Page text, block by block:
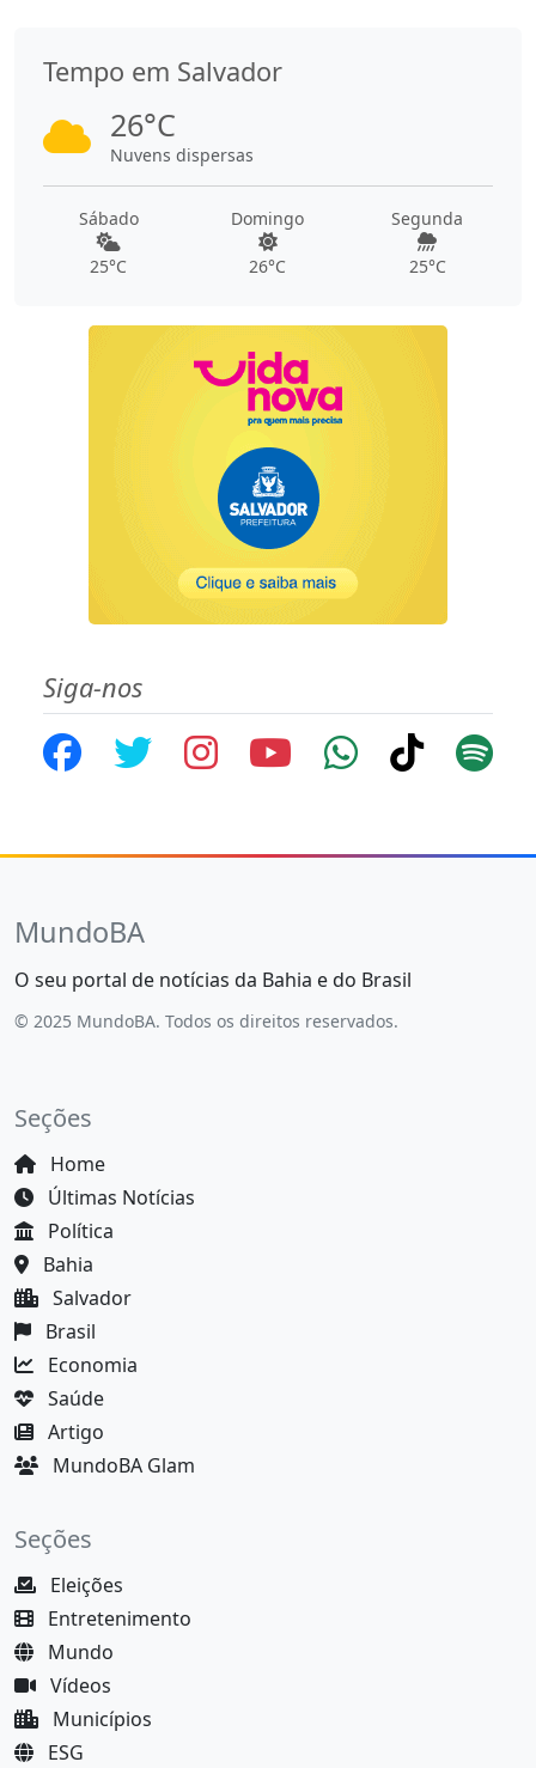
Tempo em Salvador
26°C
Nuvens dispersas
Sábado
25°C
Domingo
26°C
Segunda
25°C
Siga-nos
MundoBA
O seu portal de notícias da Bahia e do Brasil
© 2025 MundoBA. Todos os direitos reservados.
Seções
Home
Últimas Notícias
Política
Bahia
Salvador
Brasil
Economia
Saúde
Artigo
MundoBA Glam
Seções
Eleições
Entretenimento
Mundo
Vídeos
Municípios
ESG